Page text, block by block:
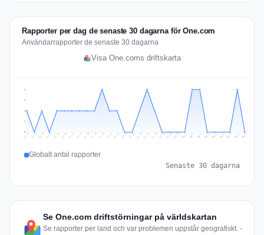
Rapporter per dag de senaste 30 dagarna för One.com
Användarrapporter de senaste 30 dagarna
Visa One.coms driftskarta
1
1
2
2
Jul 11 Jul 12 Jul 13 Jul 14 Jul 15 Jul 16 Jul 17 Jul 18 Jul 19 Jul 20 Jul 21 Jul 22 Jul 23 Jul 24 Jul 25 Jul 26 Jul 27 Jul 28 Jul 29 Jul 30 Jul 31 Aug 1 Aug 2 Aug 3 Aug 4 Aug 5 Aug 6 Aug 7 Aug 8 Aug 9
Globalt antal rapporter
Senaste 30 dagarna
Se One.com driftstörningar på världskartan
Se rapporter per land och var problemen uppstår geografiskt. -